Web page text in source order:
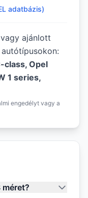
adatbázis)
ajánlott
class, Opel
1 series,
engedélyt vagy a